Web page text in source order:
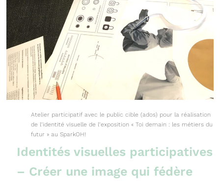
Atelier participatif avec le public cible (ados) pour la réalisation
de l’identité visuelle de l’exposition « Toi demain : les métiers du
futur » au SparkOH!
Identités visuelles participatives
– Créer une image qui fédère